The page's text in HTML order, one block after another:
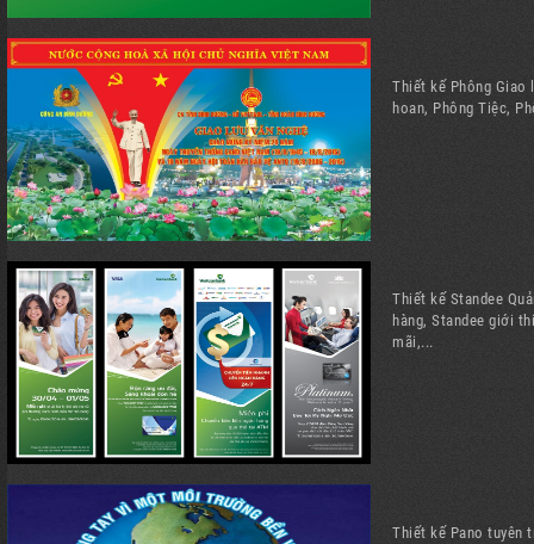
Thiết kế Phông Giao
hoan, Phông Tiệc,
Thiết kế Standee
hàng, Standee giới
mãi,...
Thiết kế Pano tuyên